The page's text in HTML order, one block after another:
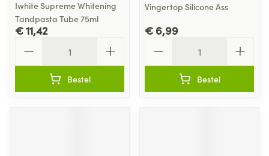
Iwhite Supreme Whitening
Tandpasta Tube 75ml
€ 11,42
Bestel
Vingertop Silicone Ass
€ 6,99
Bestel